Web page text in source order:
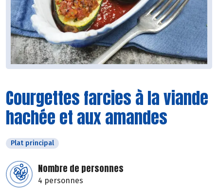
Courgettes farcies à la viande
hachée et aux amandes
Plat principal
Nombre de personnes
4 personnes